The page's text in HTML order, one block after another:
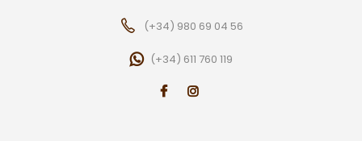
(+34) 980 69 04 56
(+34) 611 760 119